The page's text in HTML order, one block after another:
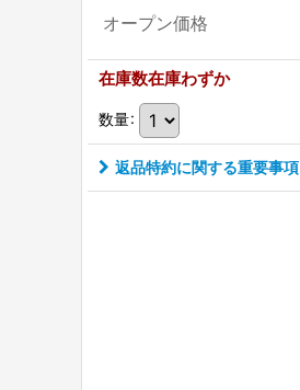
オープン価格
在庫数在庫わずか
数量:
返品特約に関する重要事項